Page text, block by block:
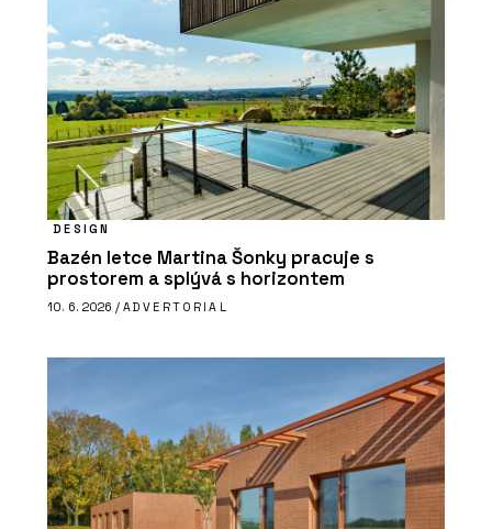
DESIGN
Bazén letce Martina Šonky pracuje s
prostorem a splývá s horizontem
10. 6. 2026 / ADVERTORIAL